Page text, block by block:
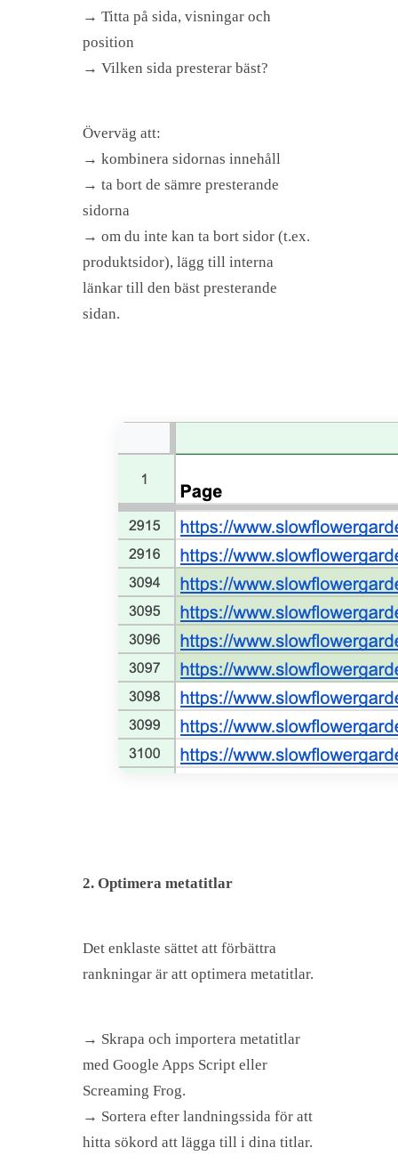
→ Titta på sida, visningar och
position
→ Vilken sida presterar bäst?
Överväg att:
→ kombinera sidornas innehåll
→ ta bort de sämre presterande
sidorna
→ om du inte kan ta bort sidor (t.ex.
produktsidor), lägg till interna
länkar till den bäst presterande
sidan.
2. Optimera metatitlar
Det enklaste sättet att förbättra
rankningar är att optimera metatitlar.
→ Skrapa och importera metatitlar
med Google Apps Script eller
Screaming Frog.
→ Sortera efter landningssida för att
hitta sökord att lägga till i dina titlar.